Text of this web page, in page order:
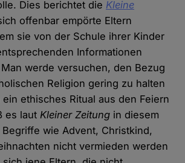
Dies berichtet die Kleine
offenbar empörte Eltern
sie von der Schule ihrer Kinder
Informationen
werde versuchen, den Bezug
Religion gering zu halten
ethisches Ritual aus den Feiern
es lautKleiner Zeitung in diesem
wie Advent, Christkind,
nicht vermieden werden